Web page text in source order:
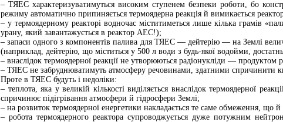
– ТЯЕС характеризуватимуться високим ступенем безпеки роботи, бо
режиму автоматично припиняється термоядерна реакція й вимикається
– у термоядерному реакторі водночас міститиметься лише кілька грамів
урану, який завантажується в реактор АЕС!);
– запаси одного з компонентів палива для ТЯЕС — дейтерію — на Землі
(наприклад, дейтерію, що міститься у 500 л води з будь-якої водойми,
– внаслідок термоядерної реакції не утворюються радіонукліди — продуктом
– ТЯЕС не забруднюватимуть атмосферу речовинами, здатними спричинити
Проте в ТЯЕС будуть і недоліки:
– теплота, яка у великій кількості виділяється внаслідок термоядерної
спричинює підігрівання атмосфери й гідросфери Землі;
– на розвиток термоядерної енергетики накладається те саме обмеження,
– робота термоядерного реактора супроводжується дуже потужним